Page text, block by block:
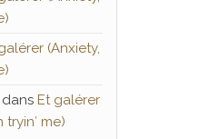
(Anxiety,
Et galérer
me)